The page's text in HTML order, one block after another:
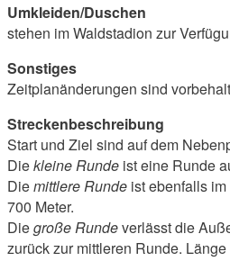
Umkleiden/Duschen
stehen im Waldstadion zur
Sonstiges
Zeitplanänderungen sind
Streckenbeschreibung
Start und Ziel sind auf dem
Diekleine Runde ist eine Runde
Diemittlere Runde ist ebenfalls
700 Meter.
Diegroße Rundeverlässt die
zurück zur mittleren Runde. Länge